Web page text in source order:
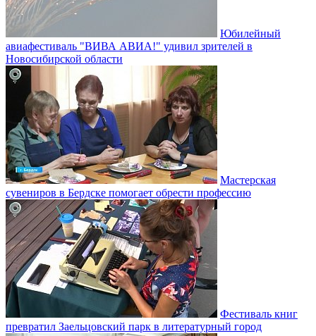
Юбилейный
авиафестиваль "ВИВА АВИА!" удивил зрителей в
Новосибирской области
Мастерская
сувениров в Бердске помогает обрести профессию
Фестиваль книг
превратил Заельцовский парк в литературный город